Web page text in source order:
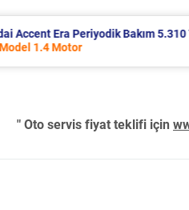
Nissan Micra Periyodik Bakım 6.399
2019 Model 1.2 Motor
" Oto servis fiyat teklifi için